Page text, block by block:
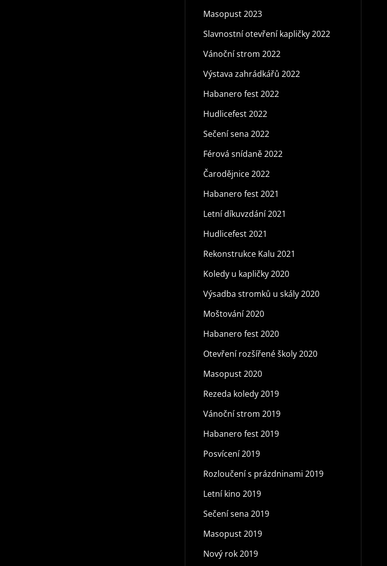
Masopust 2023
Slavnostní otevření kapličky 2022
Vánoční strom 2022
Výstava zahrádkářů 2022
Habanero fest 2022
Hudlicefest 2022
Sečení sena 2022
Férová snídaně 2022
Čarodějnice 2022
Habanero fest 2021
Letní díkuvzdání 2021
Hudlicefest 2021
Rekonstrukce Kalu 2021
Koledy u kapličky 2020
Výsadba stromků u skály 2020
Moštování 2020
Habanero fest 2020
Otevření rozšířené školy 2020
Masopust 2020
Rezeda koledy 2019
Vánoční strom 2019
Habanero fest 2019
Posvícení 2019
Rozloučení s prázdninami 2019
Letní kino 2019
Sečení sena 2019
Masopust 2019
Nový rok 2019